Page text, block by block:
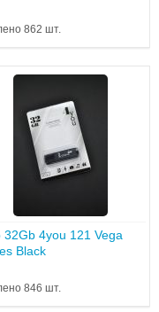
862 шт.
32Gb 4you 121 Vega
Black
846 шт.